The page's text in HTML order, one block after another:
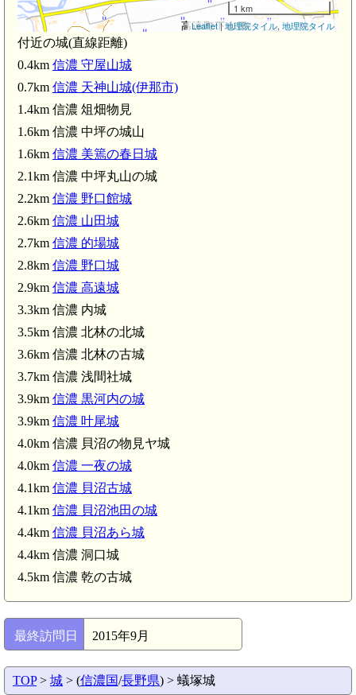
信濃 北林の北城(3.5km)
信濃 北林の古城(3.6km)
城(4.0km)
1 km
Leaflet|地理院タイル, 地理院タイル
付近の城(直線距離)
0.4km 信濃 守屋山城
0.7km 信濃 天神山城(伊那市)
1.4km 信濃 俎畑物見
1.6km 信濃 中坪の城山
1.6km 信濃 美篶の春日城
2.1km 信濃 中坪丸山の城
2.2km 信濃 野口館城
2.6km 信濃 山田城
2.7km 信濃 的場城
2.8km 信濃 野口城
2.9km 信濃 高遠城
3.3km 信濃 内城
3.5km 信濃 北林の北城
3.6km 信濃 北林の古城
3.7km 信濃 浅間社城
3.9km 信濃 黒河内の城
3.9km 信濃 叶尾城
4.0km 信濃 貝沼の物見ヤ城
4.0km 信濃 一夜の城
4.1km 信濃 貝沼古城
4.1km 信濃 貝沼池田の城
4.4km 信濃 貝沼あら城
4.4km 信濃 洞口城
4.5km 信濃 乾の古城
最終訪問日 2015年9月
TOP> 城 > (信濃国/長野県) > 蟻塚城